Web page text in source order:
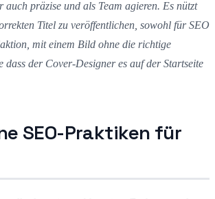
auch präzise und als Team agieren. Es nützt
Titel zu veröffentlichen, sowohl für SEO
mit einem Bild ohne die richtige
dass der Cover-Designer es auf der Startseite
SEO-Praktiken für